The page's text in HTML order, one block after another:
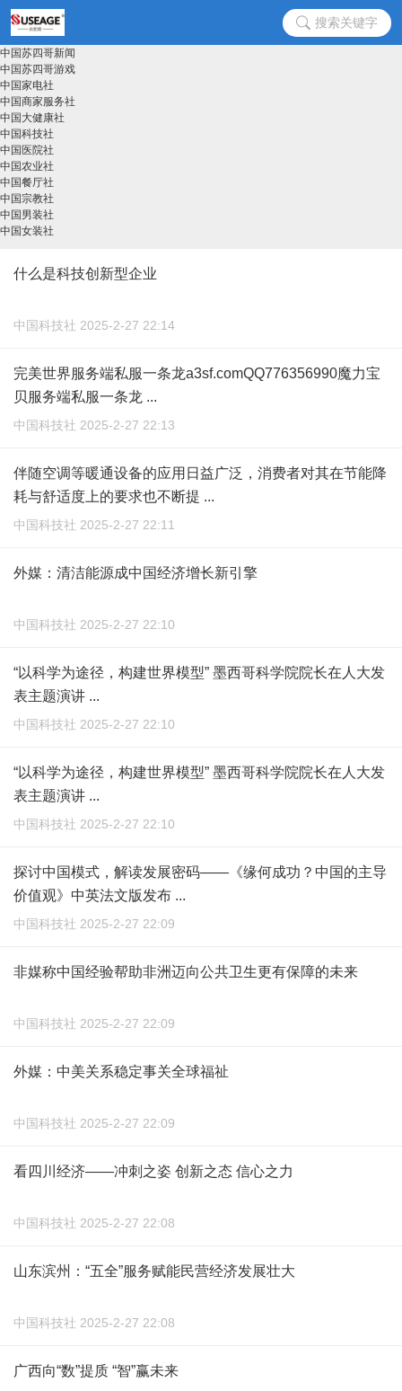
搜索关键字
中国苏四哥新闻
中国苏四哥游戏
中国家电社
中国商家服务社
中国大健康社
中国科技社
中国医院社
中国农业社
中国餐厅社
中国宗教社
中国男装社
中国女装社
什么是科技创新型企业
中国科技社 2025-2-27 22:14
完美世界服务端私服一条龙a3sf.comQQ776356990魔力宝
贝服务端私服一条龙 ...
中国科技社 2025-2-27 22:13
伴随空调等暖通设备的应用日益广泛，消费者对其在节能降
耗与舒适度上的要求也不断提 ...
中国科技社 2025-2-27 22:11
外媒：清洁能源成中国经济增长新引擎
中国科技社 2025-2-27 22:10
“以科学为途径，构建世界模型” 墨西哥科学院院长在人大发
表主题演讲 ...
中国科技社 2025-2-27 22:10
“以科学为途径，构建世界模型” 墨西哥科学院院长在人大发
表主题演讲 ...
中国科技社 2025-2-27 22:10
探讨中国模式，解读发展密码——《缘何成功？中国的主导
价值观》中英法文版发布 ...
中国科技社 2025-2-27 22:09
非媒称中国经验帮助非洲迈向公共卫生更有保障的未来
中国科技社 2025-2-27 22:09
外媒：中美关系稳定事关全球福祉
中国科技社 2025-2-27 22:09
看四川经济——冲刺之姿 创新之态 信心之力
中国科技社 2025-2-27 22:08
山东滨州：“五全”服务赋能民营经济发展壮大
中国科技社 2025-2-27 22:08
广西向“数”提质 “智”赢未来